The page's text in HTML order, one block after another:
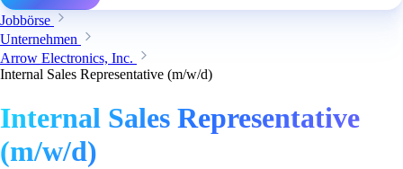
Jobbörse
Unternehmen
Arrow Electronics, Inc.
Internal Sales Representative (m/w/d)
Internal Sales Representative
(m/w/d)